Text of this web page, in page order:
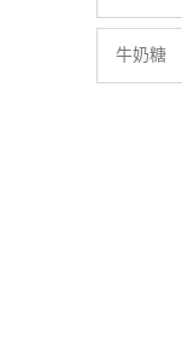
牛奶糖